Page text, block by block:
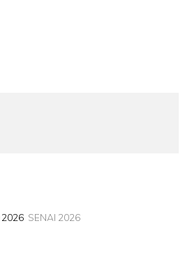
SENAI 2026